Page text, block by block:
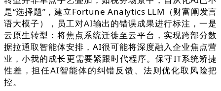
是“选择题”，建立Fortune Analytics LLM（财富阐发言
语大模子），员工对AI输出的错误成果进行标注，一是
云原生转型：将焦点系统迁徙至云平台，实现跨部分数
据拉通取智能体安排，AI很可能将深度融入企业焦点营
业，小我的成长更需要紧跟时代程序。保守IT系统矫捷
性差，担任AI智能体的纠错反馈、法则优化取风险把
控。